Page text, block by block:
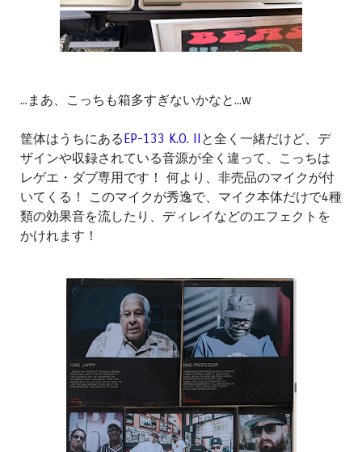
...まあ、こっちも箱多すぎないかなと...w
筐体はうちにあるEP-133 K.O. IIと全く一緒だけど、デ
ザインや収録されている音源が全く違って、こっちは
レゲエ・ダブ専用です！ 何より、非売品のマイクが付
いてくる！ このマイクが秀逸で、マイク本体だけで4種
類の効果音を流したり、ディレイなどのエフェクトを
かけれます！